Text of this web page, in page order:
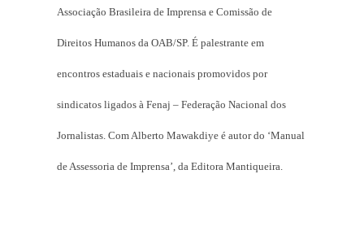
Associação Brasileira de Imprensa e Comissão de
Direitos Humanos da OAB/SP. É palestrante em
encontros estaduais e nacionais promovidos por
sindicatos ligados à Fenaj – Federação Nacional dos
Jornalistas. Com Alberto Mawakdiye é autor do ‘Manual
de Assessoria de Imprensa’, da Editora Mantiqueira.